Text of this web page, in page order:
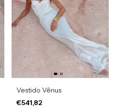
Vestido Vênus
€541,82